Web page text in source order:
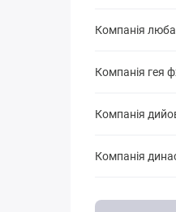
Компанія
Компанія гея
Компанія
Компанія